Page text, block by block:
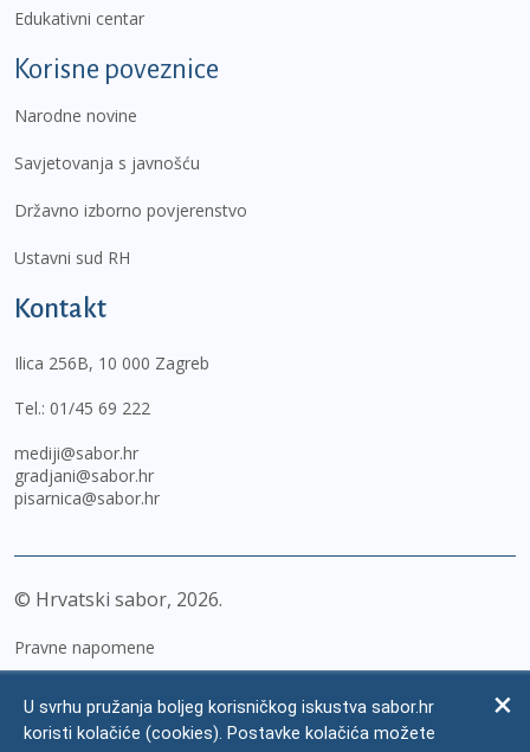
Edukativni centar
Korisne poveznice
Narodne novine
Savjetovanja s javnošću
Državno izborno povjerenstvo
Ustavni sud RH
Kontakt
Ilica 256B, 10 000 Zagreb
Tel.: 01/45 69 222
mediji@sabor.hr
gradjani@sabor.hr
pisarnica@sabor.hr
© Hrvatski sabor, 2026
Pravne napomene
Zaštita osobnih podataka
U svrhu pružanja boljeg korisničkog iskustva sabor.hr
koristi kolačiće (cookies). Postavke kolačića možete